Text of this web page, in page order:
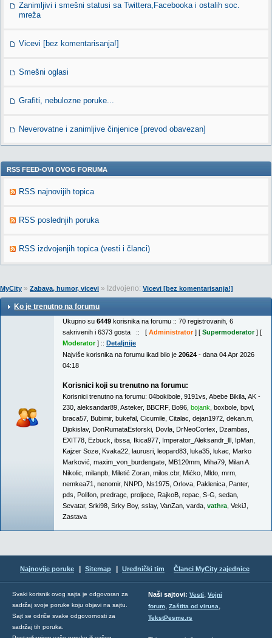
Zanimljivi i smešni statusi sa Twittera,Facebooka i ostalih soc.
mreža
Vicevi [bez komentarisanja!]
Smešni oglasi
Grafiti, nebulozne poruke...
Neverovatne i zanimljive činjenice [prevod obavezan]
RSS FEED-OVI OVOG FORUMA
RSS najnovijih topica
RSS poslednjih poruka
RSS izdvojenjih topica (vesti i članci)
MyCity » Zabava, humor, vicevi » Izdvojeno: Vicevi [bez komentarisanja!]
Ko je trenutno na forumu
Ukupno su 6449 korisnika na forumu :: 70 registrovanih, 6
sakrivenih i 6373 gosta :: [ Administrator] [ Supermoderator] [
Moderator] :: Detaljnije
Najviše korisnika na forumu ikad bilo je 20624 - dana 04 Apr 2026
04:18
Korisnici koji su trenutno na forumu:
Korisnici trenutno na forumu: 04bokibole 9191vs Abebe Bikila AK -
230 aleksandar89 Asteker, BBCRF, Bo96 bojank boxbole bpvl
braca57 Bubimir, bukefal Cicumile Citalac dejan1972 dekan.m
Djokislav, DonRumataEstorski Dovla DrNeoCortex Dzambas
EXIT78 Ezbuck ibssa Ikica977 Imperator_Aleksandr_lll IpMan
Kajzer Soze Kvaka22 laurusri leopard83 luka35 lukac Marko
Marković maxim_von_burdengate MB120mm Miha79 Milan A.
Nikolic milanpb Miletić Zoran milos.cbr, Mićko Mldo mrm
nemkea71
nenomir, NNPD Ns1975 Orlova Paklenica Panter,
pds Polifon predragc proljece RajkoB repac S-G sedan
Sevatar, Srki98 Srky Boy, sslay, VanZan varda vathra VekiJ
Zastava
Najnovije poruke Sitemap Urednički tim Članci MyCity zajednice
Svaki korisnik ovog sajta je odgovoran za
sadržaj svoje poruke koju objavi na sajtu.
Sajt se odriče svake odgovornosti za
sadržaj tih poruka.
Naši sajtovi: Vesti, Vojni
forum, Zaštita od virusa,
TekstPesme.rs